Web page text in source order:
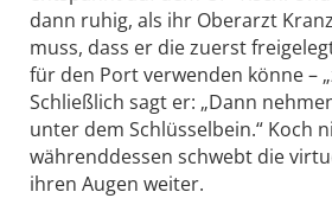
dann ruhig, als ihr Oberarzt
muss, dass er die zuerst
für den Port verwenden könne –
Schließlich sagt er: „Dann
unter dem Schlüsselbein.“ Koch
währenddessen schwebt die
ihren Augen weiter.